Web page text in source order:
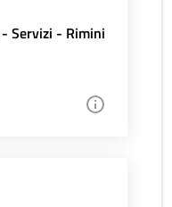
Servizi - Rimini